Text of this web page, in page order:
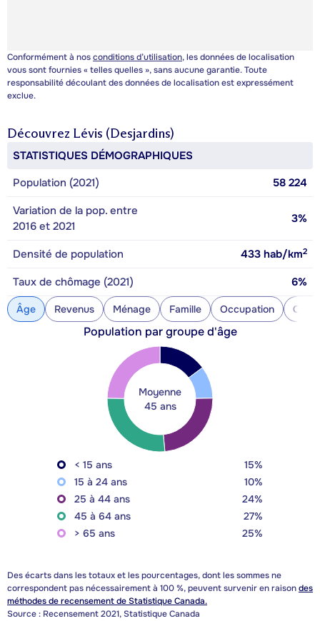
Conformément à nosconditions d’utilisation, les données de localisation
vous sont fournies « telles quelles », sans aucune garantie. Toute
responsabilité découlant des données de localisation est expressément
exclue.
Découvrez Lévis (Desjardins)
STATISTIQUES DÉMOGRAPHIQUES
Population (2021)
58 224
Variation de la pop. entre
2016 et 2021
3%
Densité de population 433 hab/km2
Taux de chômage (2021) 6%
Âge Revenus Ménage Famille Occupation
Population par groupe d'âge
Moyenne
45 ans
< 15 ans
15%
15 à 24 ans
10%
25 à 44 ans
24%
45 à 64 ans
27%
> 65 ans
25%
Des écarts dans les totaux et les pourcentages, dont les sommes ne
correspondent pas nécessairement à 100 %, peuvent survenir en raisondes
méthodes de recensement de Statistique Canada.
Source : Recensement 2021, Statistique Canada